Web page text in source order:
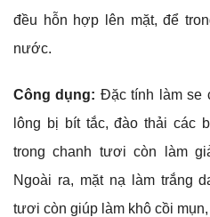
đều hỗn hợp lên mặt, để
nước.
Công dụng: Đặc tính làm se
lông bị bít tắc, đào thải các
trong chanh tươi còn làm
Ngoài ra, mặt nạ làm trắng
tươi còn giúp làm khô cồi